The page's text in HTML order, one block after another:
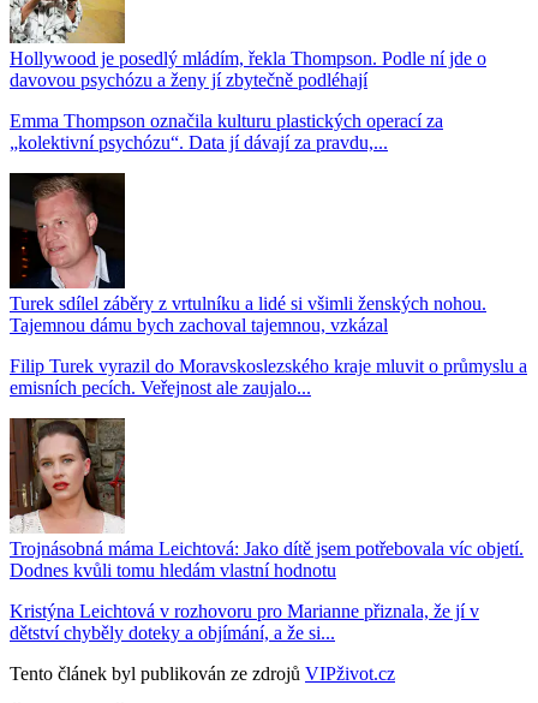
Hollywood je posedlý mládím, řekla Thompson. Podle ní jde o
davovou psychózu a ženy jí zbytečně podléhají
Emma Thompson označila kulturu plastických operací za
„kolektivní psychózu“. Data jí dávají za pravdu,...
Turek sdílel záběry z vrtulníku a lidé si všimli ženských nohou.
Tajemnou dámu bych zachoval tajemnou, vzkázal
Filip Turek vyrazil do Moravskoslezského kraje mluvit o průmyslu a
emisních pecích. Veřejnost ale zaujalo...
Trojnásobná máma Leichtová: Jako dítě jsem potřebovala víc objetí.
Dodnes kvůli tomu hledám vlastní hodnotu
Kristýna Leichtová v rozhovoru pro Marianne přiznala, že jí v
dětství chyběly doteky a objímání, a že si...
Tento článek byl publikován ze zdrojů VIPživot.cz